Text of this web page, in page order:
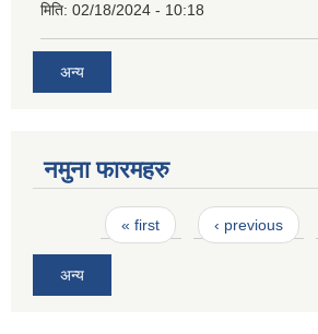
मिति: 02/18/2024 - 10:18
अन्य
नमुना फारमहरु
Pages« first ‹ previous
अन्य